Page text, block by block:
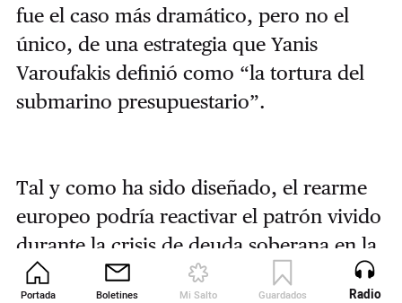
Portada Boletines Mi Salto Guardados Revista
fue el caso más dramático, pero no el
único, de una estrategia que Yanis
Varoufakis definió como “la tortura del
submarino presupuestario”.
Tal y como ha sido diseñado, el rearme
europeo podría reactivar el patrón vivido
durante la crisis de deuda soberana en la
zona euro. El aumento de la prima de
Radio